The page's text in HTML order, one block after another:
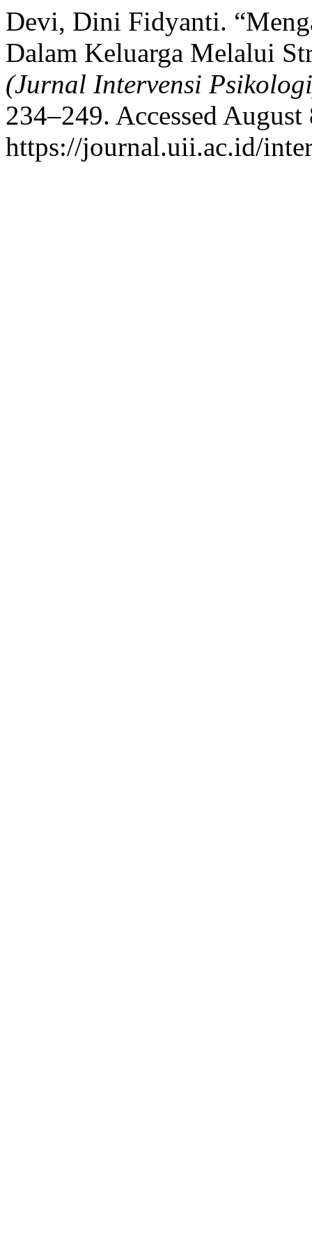
Devi, Dini Fidyanti.
Dalam Keluarga Melalui
(Jurnal Intervensi
234–249. Accessed
https://journal.uii.ac.id/